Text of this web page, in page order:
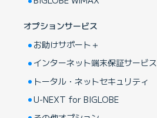
オプションサービス
お助けサポート＋
インターネット端末保証サービス
トータル・ネットセキュリティ
U-NEXT for BIGLOBE